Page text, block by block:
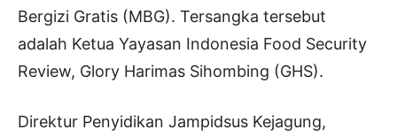
Bergizi Gratis (MBG). Tersangka tersebut
adalah Ketua Yayasan Indonesia Food Security
Review, Glory Harimas Sihombing (GHS).
Direktur Penyidikan Jampidsus Kejagung,